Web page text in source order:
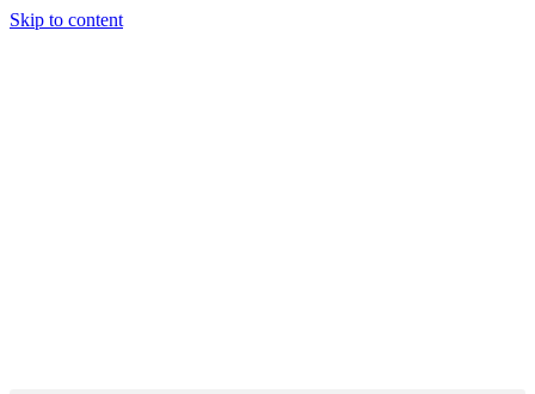
Skip to content